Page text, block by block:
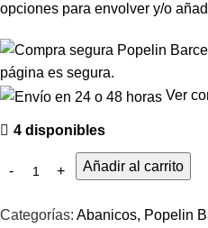
opciones para envolver y/o
página es segura.
Ver
4 disponibles
Añadir al carrito
Categorías: Abanicos, Popelin